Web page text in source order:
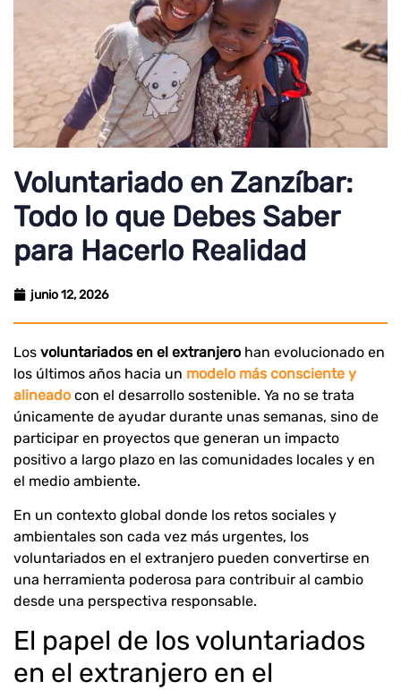
Voluntariado en Zanzíbar:
Todo lo que Debes Saber
para Hacerlo Realidad
junio 12, 2026
Los voluntariados en el extranjero han evolucionado en
los últimos años hacia un modelo más consciente y
alineado con el desarrollo sostenible. Ya no se trata
únicamente de ayudar durante unas semanas, sino de
participar en proyectos que generan un impacto
positivo a largo plazo en las comunidades locales y en
el medio ambiente.
En un contexto global donde los retos sociales y
ambientales son cada vez más urgentes, los
voluntariados en el extranjero pueden convertirse en
una herramienta poderosa para contribuir al cambio
desde una perspectiva responsable.
El papel de los voluntariados
en el extranjero en el